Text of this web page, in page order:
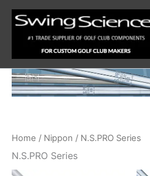
content
Home / Nippon / N.S.PRO Series
N.S.PRO Series